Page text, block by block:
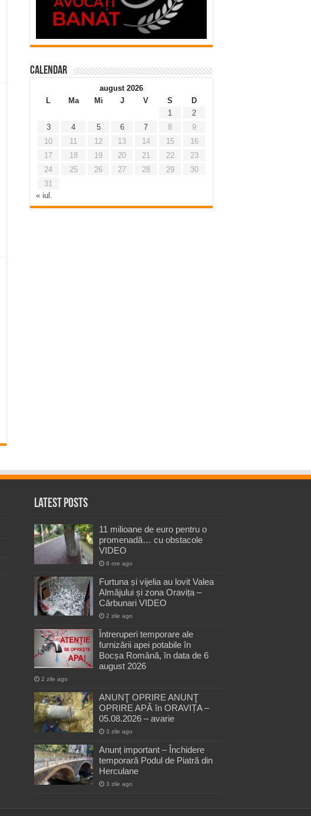
Calendar
august 2026
L
Ma Mi J V S
D
1
2
3
4 5 6 7 8
9
10
11 12 13 14 15
16
17
18 19 20 21 22
23
24
25 26 27 28 29
30
31
« iul.
Latest Posts
11 milioane de euro pentru o
promenadă… cu obstacole
VIDEO
8 ore ago
Furtuna și vijelia au lovit Valea
Almăjului și zona Oravița –
Cărbunari VIDEO
2 zile ago
Întreruperi temporare ale
furnizării apei potabile în
Bocșa Română, în data de 6
august 2026
2 zile ago
ANUNŢ OPRIRE ANUNŢ
OPRIRE APĂ în ORAVIȚA –
05.08.2026 – avarie
3 zile ago
Anunț important – Închidere
temporară Podul de Piatră din
Herculane
3 zile ago